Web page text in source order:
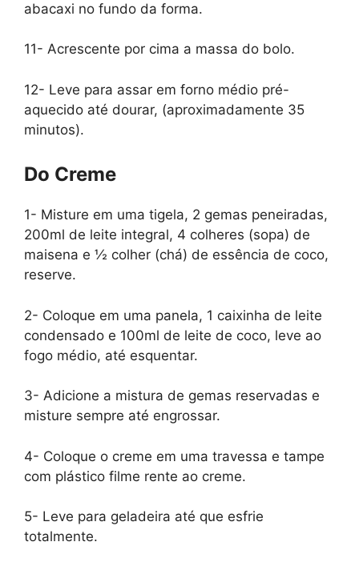
abacaxi no fundo da forma.
11- Acrescente por cima a massa do bolo.
12- Leve para assar em forno médio pré-
aquecido até dourar, (aproximadamente 35
minutos).
Do Creme
1- Misture em uma tigela, 2 gemas peneiradas,
200ml de leite integral, 4 colheres (sopa) de
maisena e ½ colher (chá) de essência de coco,
reserve.
2- Coloque em uma panela, 1 caixinha de leite
condensado e 100ml de leite de coco, leve ao
fogo médio, até esquentar.
3- Adicione a mistura de gemas reservadas e
misture sempre até engrossar.
4- Coloque o creme em uma travessa e tampe
com plástico filme rente ao creme.
5- Leve para geladeira até que esfrie
totalmente.